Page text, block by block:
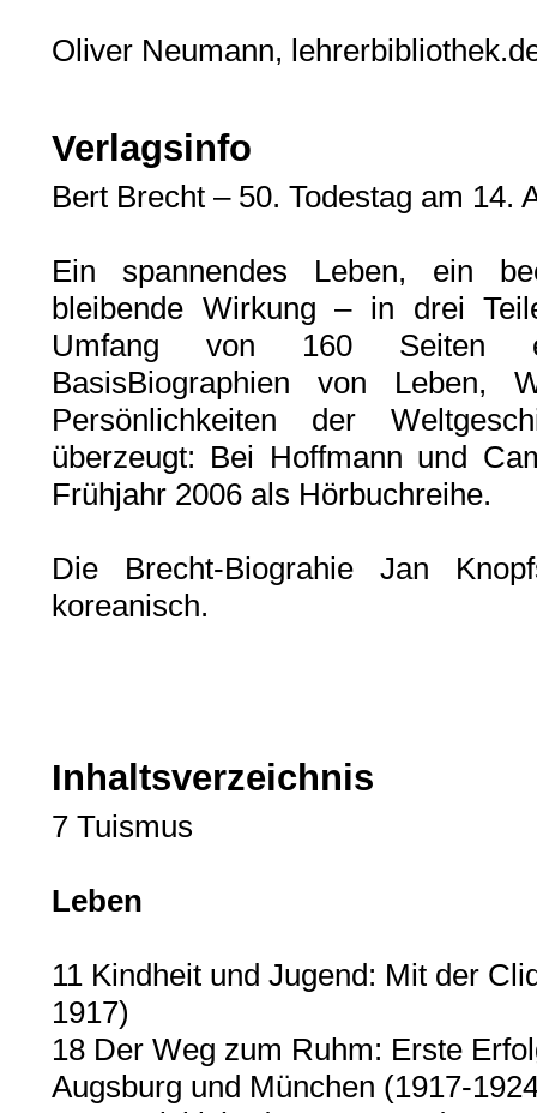
Oliver Neumann,
Verlagsinfo
Bert Brecht – 50. Todestag am 14.
Ein spannendes Leben, ein
bleibende Wirkung – in drei
Umfang von 160 Seiten
BasisBiographien von Leben,
Persönlichkeiten der
überzeugt: Bei Hoffmann und
Frühjahr 2006 als Hörbuchreihe.
Die Brecht-Biograhie Jan
koreanisch.
Inhaltsverzeichnis
7 Tuismus
Leben
11 Kindheit und Jugend: Mit der
1917)
18 Der Weg zum Ruhm: Erste
Augsburg und München (1917-